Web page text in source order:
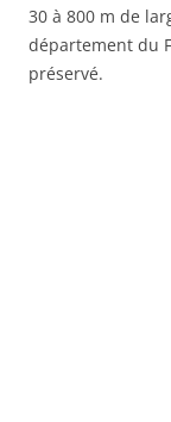
30 à 800 m de
département du
préservé.